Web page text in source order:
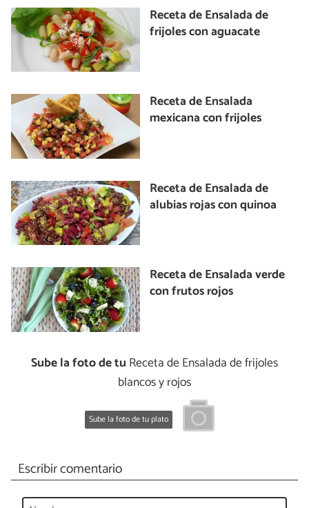
Receta de Ensalada de
frijoles con aguacate
Receta de Ensalada
mexicana con frijoles
Receta de Ensalada de
alubias rojas con quinoa
Receta de Ensalada verde
con frutos rojos
Sube la foto de tu Receta de Ensalada de frijoles
blancos y rojos
Sube la foto de tu plato
Escribir comentario